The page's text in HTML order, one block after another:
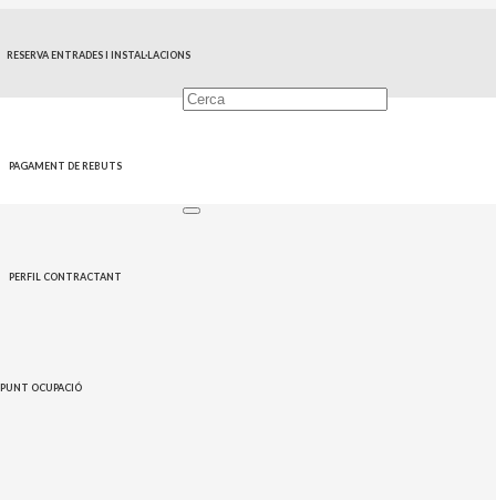
RESERVA ENTRADES I INSTAL·LACIONS
PAGAMENT DE REBUTS
PERFIL CONTRACTANT
PUNT OCUPACIÓ